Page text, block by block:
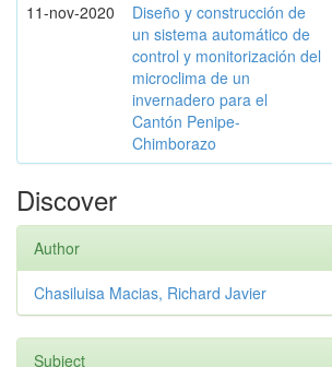
11-nov-2020
Diseño y construcción de
un sistema automático de
control y monitorización del
microclima de un
invernadero para el
Cantón Penipe-
Chimborazo
Discover
Author
Chasiluisa Macias, Richard Javier
Subject